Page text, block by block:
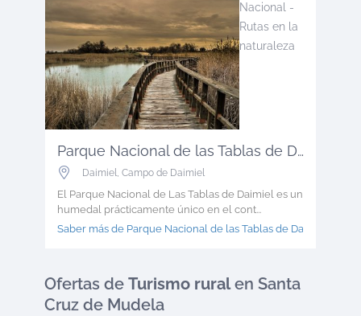
Parque Nacional de las Tablas de Dai...
Daimiel Campo de Daimiel
El Parque Nacional de Las Tablas de Daimiel es un
humedal prácticamente único en el cont...
Nacional -
Rutas en la
naturaleza
Saber más de Parque Nacional de las Tablas de Dai >
Ofertas de Turismo ruralen Santa
Cruz de Mudela